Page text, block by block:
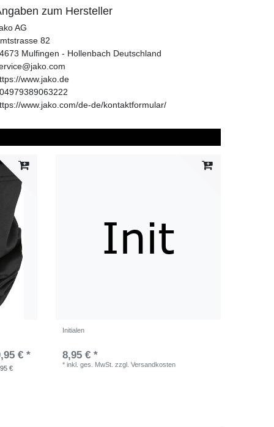
zum Hersteller
AG
82
Mulfingen - Hollenbach Deutschland
www.jako.de
www.jako.com/de-de/kontaktformular/
€ *
€
Initialen
8,95 € *
*inkl. ges. MwSt. zzgl.Versandkosten